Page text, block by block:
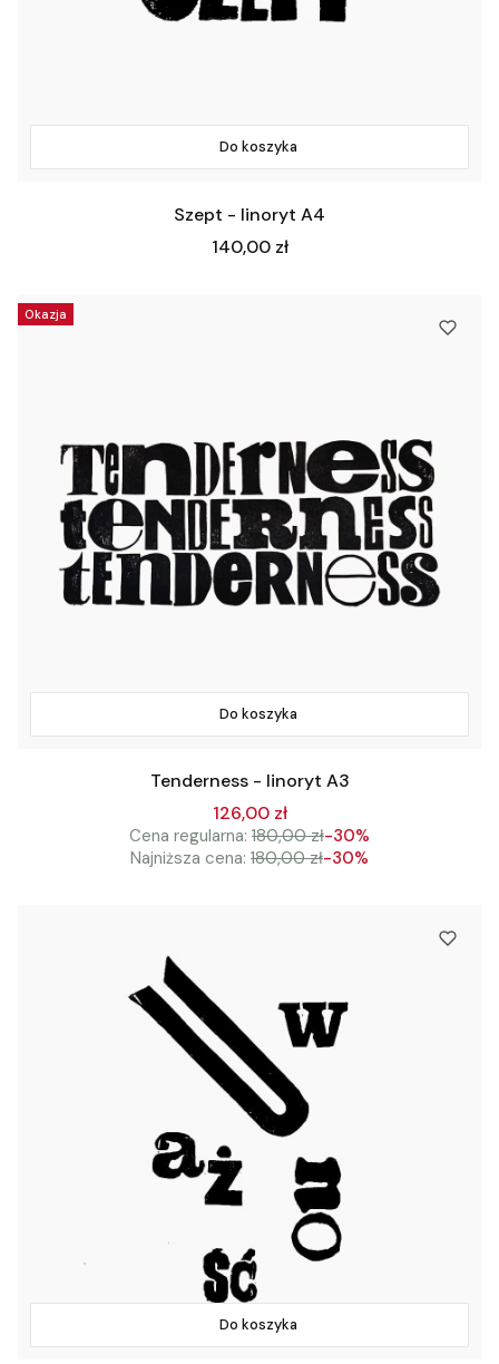
Do koszyka
Szept - linoryt A4
Cena
140,00 zł
Okazja
Do koszyka
Tenderness - linoryt A3
126,00 zł
Cena regularna: 180,00 zł-30%
Najniższa cena: 180,00 zł-30%
Do koszyka